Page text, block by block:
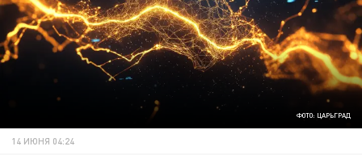
ФОТО: ЦАРЬГРАД
14 ИЮНЯ 04:24